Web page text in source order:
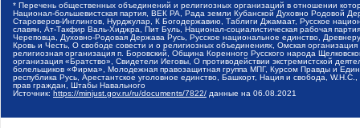
* Перечень общественных объединений и религиозных организаций в отношении
Национал-большевистская партия, ВЕК РА, Рада земли Кубанской Духовно Родовой
Староверов-Инглингов, Нурджулар, К Богодержавию, Таблиги Джамаат, Русское
славян, Ат-Такфир Валь-Хиджра, Пит Буль, Национал-социалистическая рабочая
Череповца, Духовно-Родовая Держава Русь, Русское национальное единство,
Кровь и Честь, О свободе совести и о религиозных объединениях, Омская
религиозная организация п. Боровский, Община Коренного Русского народа
организация «Братство», Свидетели Иеговы, О противодействии экстремистской
болельщиков «Фирма», Молодежная правозащитная группа МПГ, Курсом Правды и
республика Русь, Арестантское уголовное единство, Башкорт, Нация и свобода,
прав граждан, Штабы Навального
Источник: https://minjust.gov.ru/ru/documents/7822/ данные на 06.08.2021